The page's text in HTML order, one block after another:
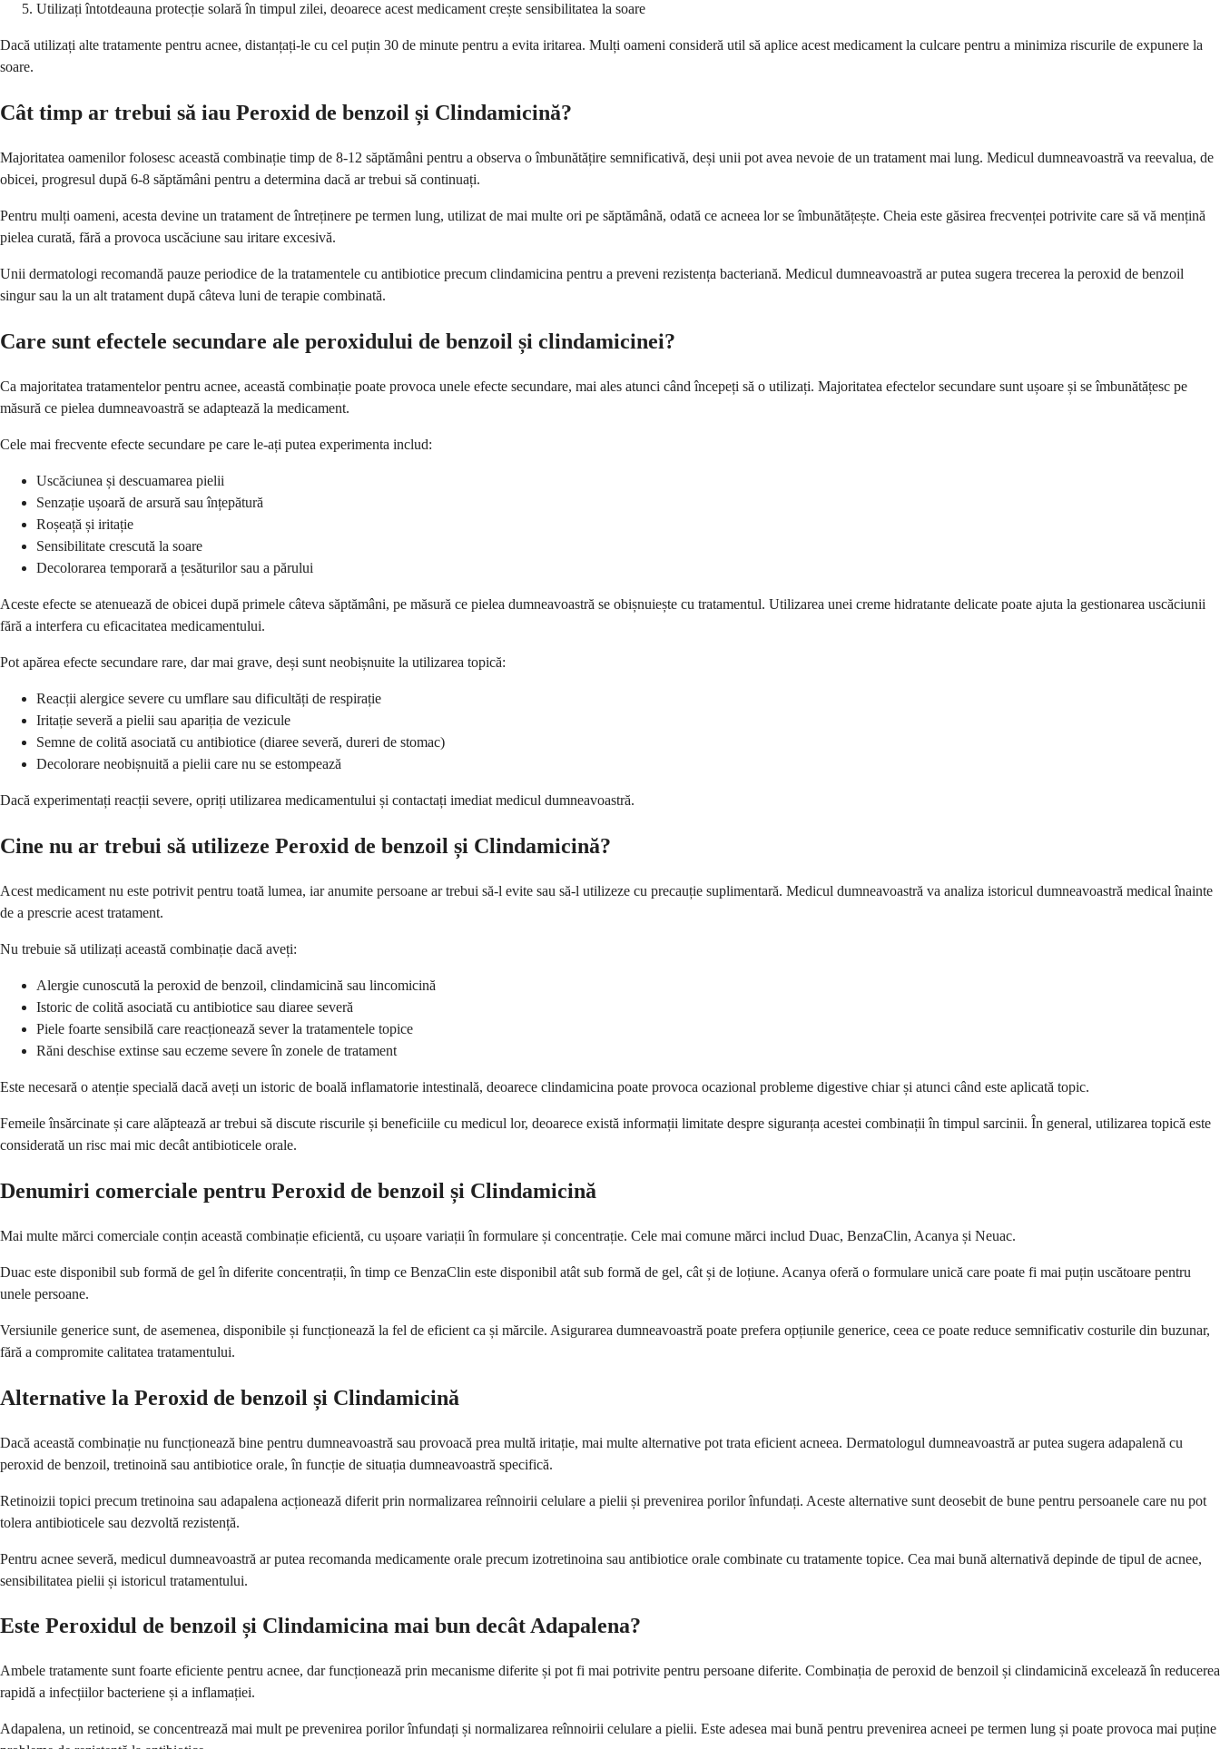
Utilizați întotdeauna protecție solară în timpul zilei, deoarece acest medicament crește sensibilitatea la soare
Dacă utilizați alte tratamente pentru acnee, distanțați-le cu cel puțin 30 de minute pentru a evita iritarea. Mulți oameni consideră util să aplice acest medicament la culcare pentru a minimiza riscurile de expunere la
soare.
Cât timp ar trebui să iau Peroxid de benzoil și Clindamicină?
Majoritatea oamenilor folosesc această combinație timp de 8-12 săptămâni pentru a observa o îmbunătățire semnificativă, deși unii pot avea nevoie de un tratament mai lung. Medicul dumneavoastră va reevalua, de
obicei, progresul după 6-8 săptămâni pentru a determina dacă ar trebui să continuați.
Pentru mulți oameni, acesta devine un tratament de întreținere pe termen lung, utilizat de mai multe ori pe săptămână, odată ce acneea lor se îmbunătățește. Cheia este găsirea frecvenței potrivite care să vă mențină
pielea curată, fără a provoca uscăciune sau iritare excesivă.
Unii dermatologi recomandă pauze periodice de la tratamentele cu antibiotice precum clindamicina pentru a preveni rezistența bacteriană. Medicul dumneavoastră ar putea sugera trecerea la peroxid de benzoil
singur sau la un alt tratament după câteva luni de terapie combinată.
Care sunt efectele secundare ale peroxidului de benzoil și clindamicinei?
Ca majoritatea tratamentelor pentru acnee, această combinație poate provoca unele efecte secundare, mai ales atunci când începeți să o utilizați. Majoritatea efectelor secundare sunt ușoare și se îmbunătățesc pe
măsură ce pielea dumneavoastră se adaptează la medicament.
Cele mai frecvente efecte secundare pe care le-ați putea experimenta includ:
Uscăciunea și descuamarea pielii
Senzație ușoară de arsură sau înțepătură
Roșeață și iritație
Sensibilitate crescută la soare
Decolorarea temporară a țesăturilor sau a părului
Aceste efecte se atenuează de obicei după primele câteva săptămâni, pe măsură ce pielea dumneavoastră se obișnuiește cu tratamentul. Utilizarea unei creme hidratante delicate poate ajuta la gestionarea uscăciunii
fără a interfera cu eficacitatea medicamentului.
Pot apărea efecte secundare rare, dar mai grave, deși sunt neobișnuite la utilizarea topică:
Reacții alergice severe cu umflare sau dificultăți de respirație
Iritație severă a pielii sau apariția de vezicule
Semne de colită asociată cu antibiotice (diaree severă, dureri de stomac)
Decolorare neobișnuită a pielii care nu se estompează
Dacă experimentați reacții severe, opriți utilizarea medicamentului și contactați imediat medicul dumneavoastră.
Cine nu ar trebui să utilizeze Peroxid de benzoil și Clindamicină?
Acest medicament nu este potrivit pentru toată lumea, iar anumite persoane ar trebui să-l evite sau să-l utilizeze cu precauție suplimentară. Medicul dumneavoastră va analiza istoricul dumneavoastră medical înainte
de a prescrie acest tratament.
Nu trebuie să utilizați această combinație dacă aveți:
Alergie cunoscută la peroxid de benzoil, clindamicină sau lincomicină
Istoric de colită asociată cu antibiotice sau diaree severă
Piele foarte sensibilă care reacționează sever la tratamentele topice
Răni deschise extinse sau eczeme severe în zonele de tratament
Este necesară o atenție specială dacă aveți un istoric de boală inflamatorie intestinală, deoarece clindamicina poate provoca ocazional probleme digestive chiar și atunci când este aplicată topic.
Femeile însărcinate și care alăptează ar trebui să discute riscurile și beneficiile cu medicul lor, deoarece există informații limitate despre siguranța acestei combinații în timpul sarcinii. În general, utilizarea topică este
considerată un risc mai mic decât antibioticele orale.
Denumiri comerciale pentru Peroxid de benzoil și Clindamicină
Mai multe mărci comerciale conțin această combinație eficientă, cu ușoare variații în formulare și concentrație. Cele mai comune mărci includ Duac, BenzaClin, Acanya și Neuac.
Duac este disponibil sub formă de gel în diferite concentrații, în timp ce BenzaClin este disponibil atât sub formă de gel, cât și de loțiune. Acanya oferă o formulare unică care poate fi mai puțin uscătoare pentru
unele persoane.
Versiunile generice sunt, de asemenea, disponibile și funcționează la fel de eficient ca și mărcile. Asigurarea dumneavoastră poate prefera opțiunile generice, ceea ce poate reduce semnificativ costurile din buzunar,
fără a compromite calitatea tratamentului.
Alternative la Peroxid de benzoil și Clindamicină
Dacă această combinație nu funcționează bine pentru dumneavoastră sau provoacă prea multă iritație, mai multe alternative pot trata eficient acneea. Dermatologul dumneavoastră ar putea sugera adapalenă cu
peroxid de benzoil, tretinoină sau antibiotice orale, în funcție de situația dumneavoastră specifică.
Retinoizii topici precum tretinoina sau adapalena acționează diferit prin normalizarea reînnoirii celulare a pielii și prevenirea porilor înfundați. Aceste alternative sunt deosebit de bune pentru persoanele care nu pot
tolera antibioticele sau dezvoltă rezistență.
Pentru acnee severă, medicul dumneavoastră ar putea recomanda medicamente orale precum izotretinoina sau antibiotice orale combinate cu tratamente topice. Cea mai bună alternativă depinde de tipul de acnee,
sensibilitatea pielii și istoricul tratamentului.
Este Peroxidul de benzoil și Clindamicina mai bun decât Adapalena?
Ambele tratamente sunt foarte eficiente pentru acnee, dar funcționează prin mecanisme diferite și pot fi mai potrivite pentru persoane diferite. Combinația de peroxid de benzoil și clindamicină excelează în reducerea
rapidă a infecțiilor bacteriene și a inflamației.
Adapalena, un retinoid, se concentrează mai mult pe prevenirea porilor înfundați și normalizarea reînnoirii celulare a pielii. Este adesea mai bună pentru prevenirea acneei pe termen lung și poate provoca mai puține